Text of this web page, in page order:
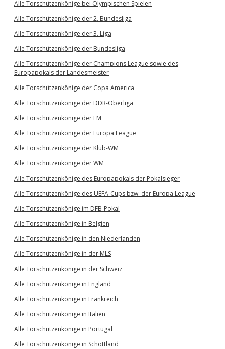
Alle Torschützenkönige bei Olympischen Spielen
Alle Torschützenkönige der 2. Bundesliga
Alle Torschützenkönige der 3. Liga
Alle Torschützenkönige der Bundesliga
Alle Torschützenkönige der Champions League sowie des
Europapokals der Landesmeister
Alle Torschützenkönige der Copa America
Alle Torschützenkönige der DDR-Oberliga
Alle Torschützenkönige der EM
Alle Torschützenkönige der Europa League
Alle Torschützenkönige der Klub-WM
Alle Torschützenkönige der WM
Alle Torschützenkönige des Europapokals der Pokalsieger
Alle Torschützenkönige des UEFA-Cups bzw. der Europa League
Alle Torschützenkönige im DFB-Pokal
Alle Torschützenkönige in Belgien
Alle Torschützenkönige in den Niederlanden
Alle Torschützenkönige in der MLS
Alle Torschützenkönige in der Schweiz
Alle Torschützenkönige in England
Alle Torschützenkönige in Frankreich
Alle Torschützenkönige in Italien
Alle Torschützenkönige in Portugal
Alle Torschützenkönige in Schottland